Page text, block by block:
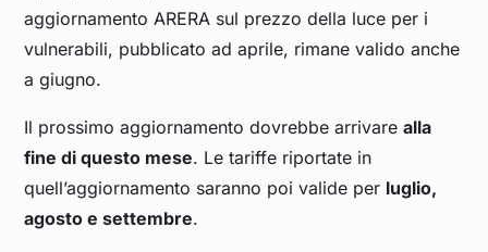
aggiornamento ARERA sul prezzo della luce per i
vulnerabili, pubblicato ad aprile, rimane valido anche
a giugno.
Il prossimo aggiornamento dovrebbe arrivarealla
fine di questo mese. Le tariffe riportate in
quell’aggiornamento saranno poi valide per luglio,
agosto e settembre.